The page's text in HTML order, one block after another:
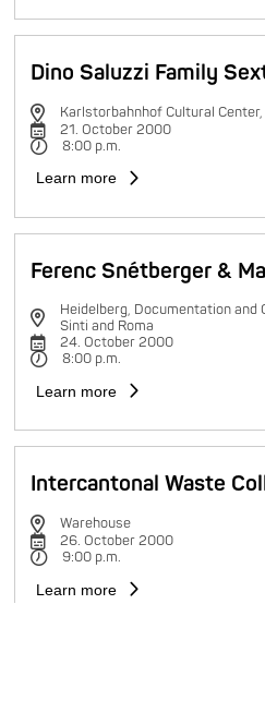
Dino Saluzzi Family
Karlstorbahnhof Cultural
21. October 2000
8:00 p.m.
Learn more
Ferenc Snétberger &
Heidelberg, Documentation and
Sinti and Roma
24. October 2000
8:00 p.m.
Learn more
Intercantonal Waste
Warehouse
26. October 2000
9:00 p.m.
Learn more